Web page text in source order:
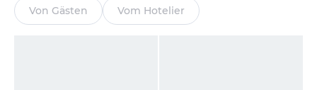
Von Gästen Vom Hotelier